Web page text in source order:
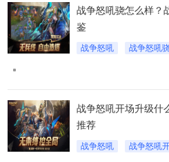
战争怒吼骁怎么样？
鉴
战争怒吼 战争怒吼
战争怒吼开场升级什
推荐
战争怒吼 战争怒吼